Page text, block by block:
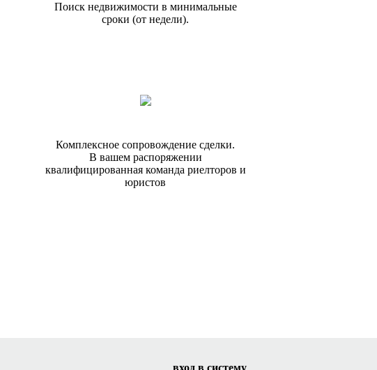
Поиск недвижимости в минимальные
сроки (от недели).
Комплексное сопровождение сделки.
В вашем распоряжении
квалифицированная команда риелторов и
юристов
вход в систему